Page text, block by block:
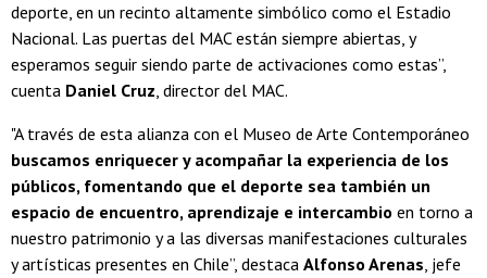
deporte, en un recinto altamente simbólico como el Estadio
Nacional. Las puertas del MAC están siempre abiertas, y
esperamos seguir siendo parte de activaciones como estas”,
cuenta Daniel Cruz, director del MAC.
"A través de esta alianza con el Museo de Arte Contemporáneo
buscamos enriquecer y acompañar la experiencia de los
públicos, fomentando que el deporte sea también un
espacio de encuentro, aprendizaje e intercambio en torno a
nuestro patrimonio y a las diversas manifestaciones culturales
y artísticas presentes en Chile”, destaca Alfonso Arenas, jefe